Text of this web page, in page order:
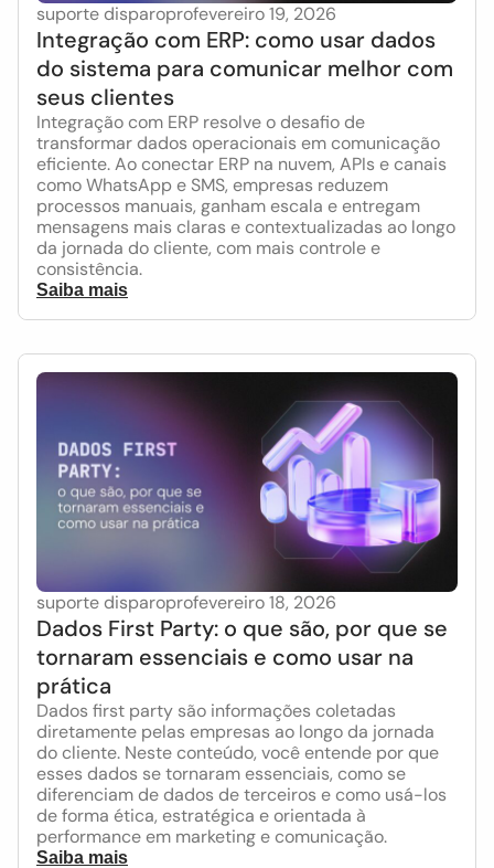
suporte disparoprofevereiro 19, 2026
Integração com ERP: como usar dados
do sistema para comunicar melhor com
seus clientes
Integração com ERP resolve o desafio de
transformar dados operacionais em comunicação
eficiente. Ao conectar ERP na nuvem, APIs e canais
como WhatsApp e SMS, empresas reduzem
processos manuais, ganham escala e entregam
mensagens mais claras e contextualizadas ao longo
da jornada do cliente, com mais controle e
consistência.
Saiba mais
suporte disparoprofevereiro 18, 2026
Dados First Party: o que são, por que se
tornaram essenciais e como usar na
prática
Dados first party são informações coletadas
diretamente pelas empresas ao longo da jornada
do cliente. Neste conteúdo, você entende por que
esses dados se tornaram essenciais, como se
diferenciam de dados de terceiros e como usá-los
de forma ética, estratégica e orientada à
performance em marketing e comunicação.
Saiba mais